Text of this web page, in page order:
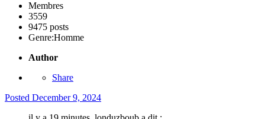
Membres
3559
9475 posts
Genre:Homme
Author
Share
Posted December 9, 2024